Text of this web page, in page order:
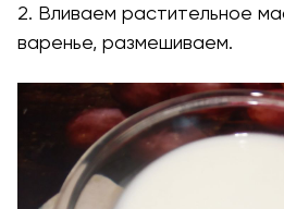
2. Вливаем растительное
варенье, размешиваем.